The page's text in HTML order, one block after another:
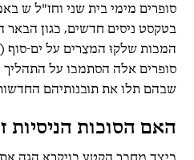
סופרים מימי בית שני וחז"ל ש
בטקסט ניסים חדשים, כגון הבאר
המכות שלקוּ המצרים על ים-
סופרים אלה הסתמכו על
שבהם תלו את תובנותיהם
האם הסוכות הניסיות